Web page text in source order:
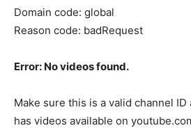
Domain code: global
Reason code: badRequest
Error: No videos found.
Make sure this is a valid channel
has videos available on